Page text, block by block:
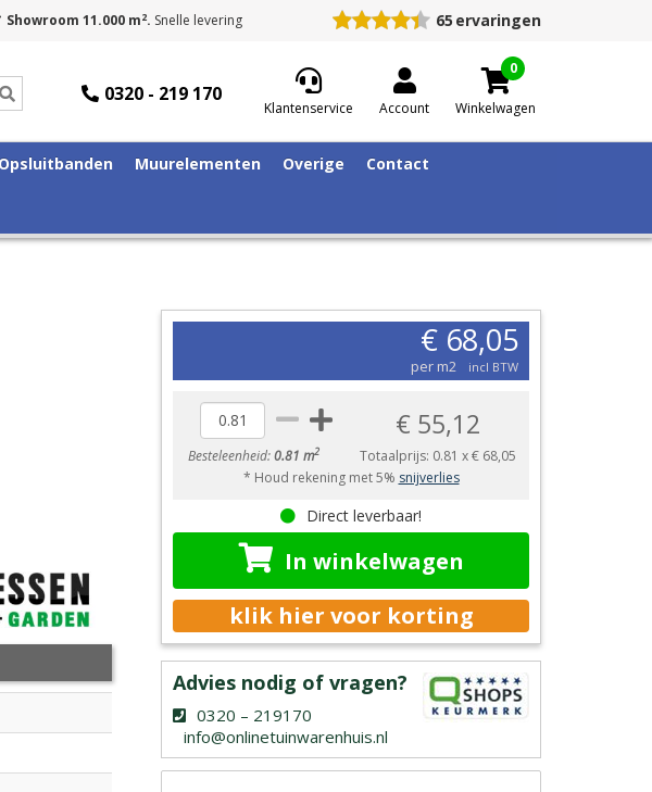
Showroom 11.000 m2. Snelle levering 65 ervaringen
0320 - 219 170
Klantenservice Account
0
Winkelwagen
Opsluitbanden Muurelementen Overige Contact
€ 68,05
per m2 incl BTW
Besteleenheid:0.81 m2
€ 55,12
Totaalprijs: 0.81 x€ 68,05
* Houd rekening met 5% snijverlies
Direct leverbaar!
In winkelwagen
klik hier voor korting
Advies nodig of vragen?
0320 – 219170
info@onlinetuinwarenhuis.nl